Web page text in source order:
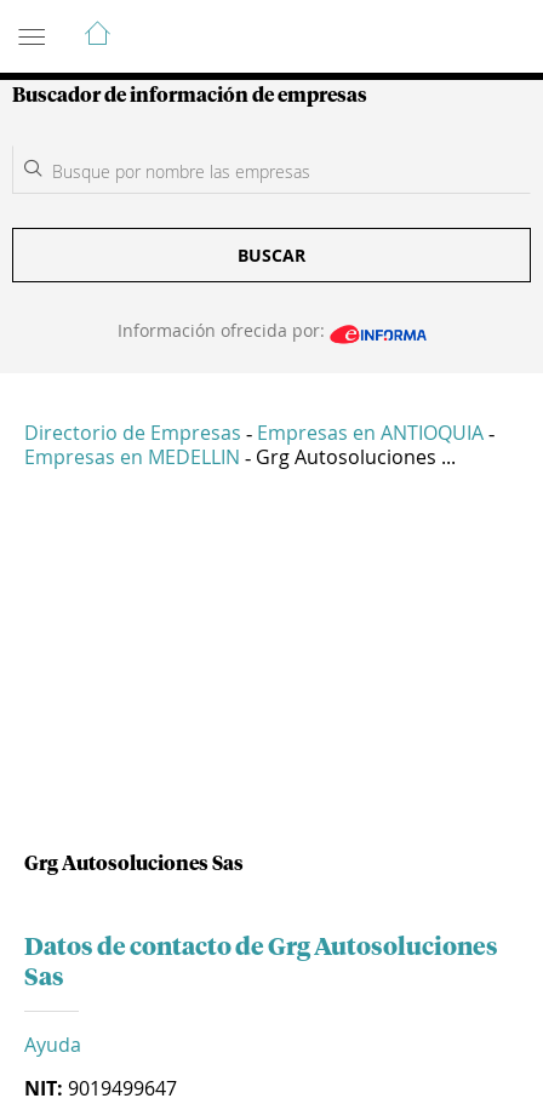
Guía de Empresas Colombianas
Buscador de información de empresas
BUSCAR
Información ofrecida por:
Directorio de Empresas - Empresas en ANTIOQUIA -
Empresas en MEDELLIN - Grg Autosoluciones ...
Grg Autosoluciones Sas
Datos de contacto de Grg Autosoluciones
Sas
Ayuda
NIT: 9019499647